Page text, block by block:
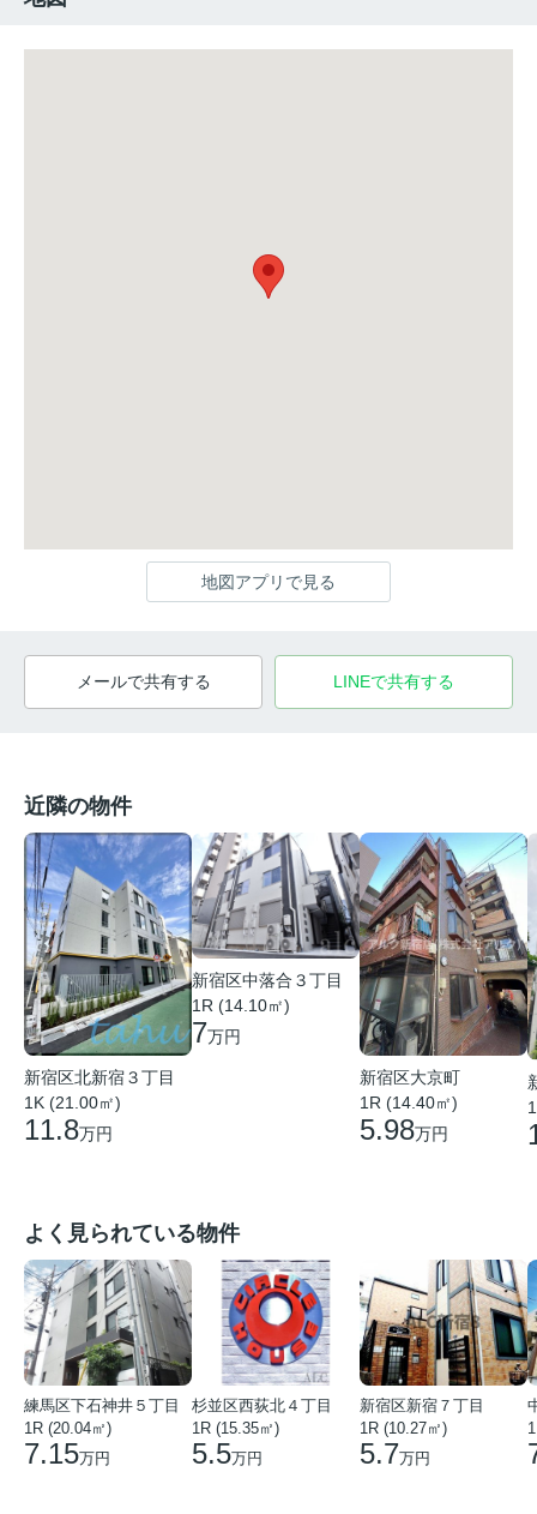
地図アプリで見る
メールで共有する LINEで共有する
近隣の物件
新宿区北新宿３丁目
1K (21.00㎡)
11.8万円
新宿区中落合３丁目
1R (14.10㎡)
7万円
新宿区大京町
1R (14.40㎡)
5.98万円
よく見られている物件
練馬区下石神井５丁目
1R (20.04㎡)
7.15万円
杉並区西荻北４丁目
1R (15.35㎡)
5.5万円
新宿区新宿７丁目
1R (10.27㎡)
5.7万円